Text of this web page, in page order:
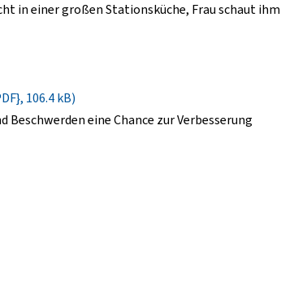
in einer großen Stationsküche, Frau schaut ihm
106.4 kB)
Beschwerden eine Chance zur Verbesserung